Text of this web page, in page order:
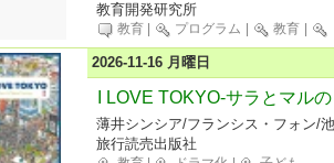
教育開発研究所
教育 プログラム 教育
2026-11-16 月曜日
I LOVE TOKYO-サラとマル
薄井シンシア/フランシス・フォン/
旅行読売出版社